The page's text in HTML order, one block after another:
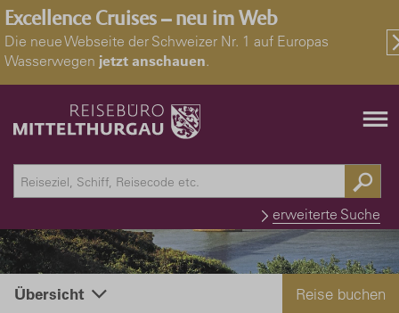
Excellence Cruises – neu im Web
Die neue Webseite der Schweizer Nr. 1 auf Europas
Wasserwegen jetzt anschauen.
erweiterte Suche
Übersicht Reise buchen